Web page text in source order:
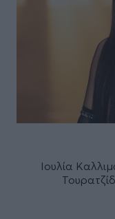
Ιουλία